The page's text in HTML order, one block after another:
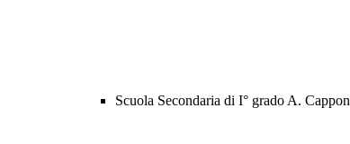
Scuola Secondaria di I° grado A. Cappon